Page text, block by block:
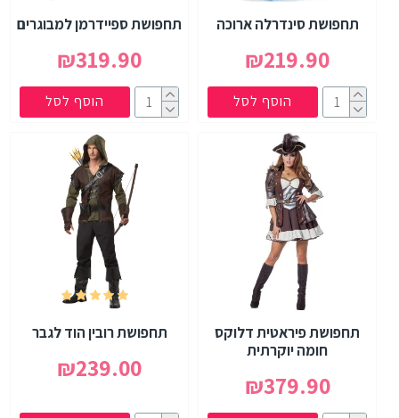
תחפושת סינדרלה ארוכה
₪219.90
הוסף לסל
תחפושת ספיידרמן למבוגרים
₪319.90
הוסף לסל
תחפושת פיראטית דלוקס
חומה יוקרתית
₪379.90
תחפושת רובין הוד לגבר
₪239.00